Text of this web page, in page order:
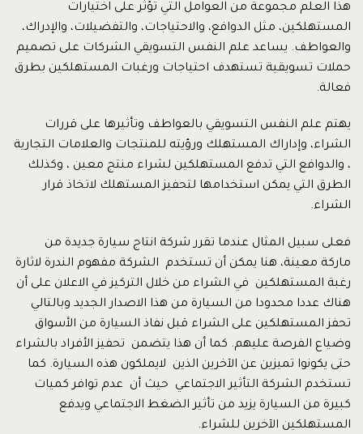
هذا العلم مجموعة من العوامل التي تؤثر على اختيارات
المستهلكين، مثل الدوافع، والاحتياجات، والتفضيلات، والإدراك،
والعواطف. يساعد علم النفس التسويقي الشركات على تصميم
حملات تسويقية تستهدف احتياجات ورغبات المستهلكين بطرق
فعالة.
يهتم علم النفس التسويقي بالعواطف وتأثيرها على قررات
الشراء، وإداراك المستهلك ورؤيته للمنتجات والعلامات التجارية
، والدوافع التي تدفع المستهلكين لشراء منتج معين ، وكذلك
الطرق التي يمكن استخدامها لتحفيز المستهلك لاتخاذ قرار
الشراء.
فعلى سبيل المثال عندما تقرر شركة انتاج سيارة جديدة من
ماركة معينة، هنا يمكن أن تستخدم الشركة مفهوم الندرة لاثارة
رغبة المستهلكين في الشراء من خلال التركيز في الاعلان على أن
هناك عددا محدودا من السيارة من هذا الاصدار الجديد وبالتالي
تحفز المستهلكين على الشراء قبل نفاذ السيارة من الأسواق
وضياع الفرصة عليهم. كما أن هذا يتضمن تحفيز الأفراد بالشراء
حتى يكونوا تميزين عن الآخرين الذين لايملكون هذه السيارة. كما
تستخدم الشركة التأثير الاجتماعي حيث أن عدم توافر كميات
كبيرة من السيارة يزيد من تأثير الضغط الاجتماعي ويدفع
المستهلكين الآخرين للشراء.